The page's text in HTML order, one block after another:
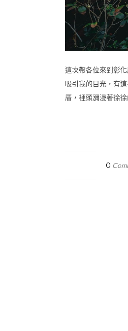
這次帶各位來到彰
吸引我的目光，有
厝，裡頭瀰漫著徐
0